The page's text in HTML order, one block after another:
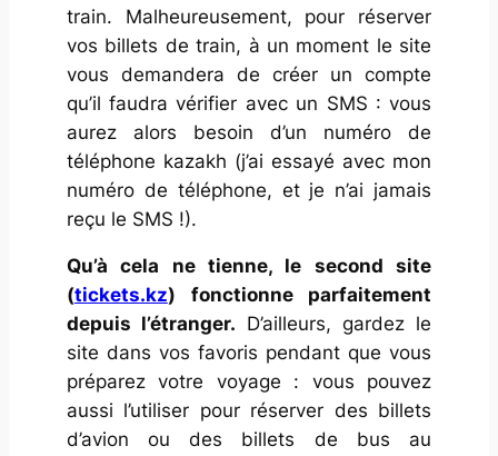
train. Malheureusement, pour réserver
vos billets de train, à un moment le site
vous demandera de créer un compte
qu’il faudra vérifier avec un SMS : vous
aurez alors besoin d’un numéro de
téléphone kazakh (j’ai essayé avec mon
numéro de téléphone, et je n’ai jamais
reçu le SMS !).
Qu’à cela ne tienne, le second site
(tickets.kz) fonctionne parfaitement
depuis l’étranger. D’ailleurs, gardez le
site dans vos favoris pendant que vous
préparez votre voyage : vous pouvez
aussi l’utiliser pour réserver des billets
d’avion ou des billets de bus au